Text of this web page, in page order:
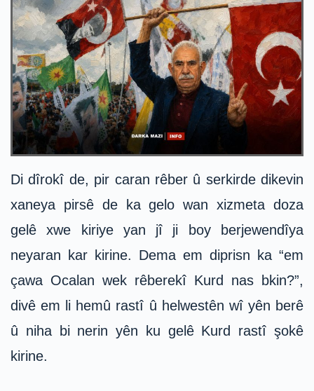
Di dîrokî de, pir caran rêber û serkirde dikevin
xaneya pirsê de ka gelo wan xizmeta doza
gelê xwe kiriye yan jî ji boy berjewendîya
neyaran kar kirine. Dema em diprisn ka “em
çawa Ocalan wek rêberekî Kurd nas bkin?”,
divê em li hemû rastî û helwestên wî yên berê
û niha bi nerin yên ku gelê Kurd rastî şokê
kirine.